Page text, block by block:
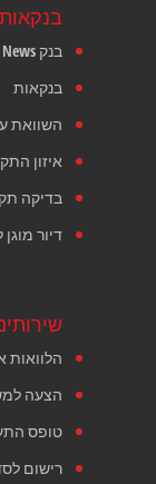
בנק News
בנקאות
השוואת
איזון
בדיקה
דיור
הצעה
טופס
רישום